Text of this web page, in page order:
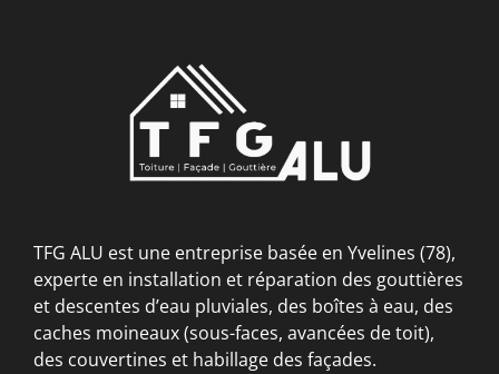
TFG ALU est une entreprise basée en Yvelines (78),
experte en installation et réparation des gouttières
et descentes d’eau pluviales, des boîtes à eau, des
caches moineaux (sous-faces, avancées de toit),
des couvertines et habillage des façades.